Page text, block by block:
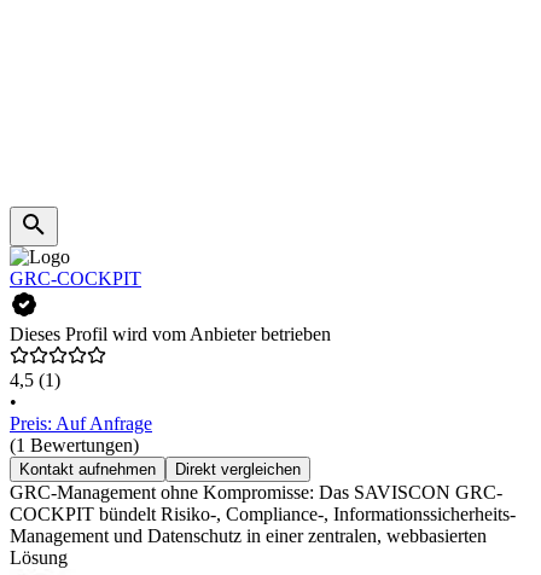
GRC-COCKPIT
Dieses Profil wird vom Anbieter betrieben
4,5 (1)
•
Preis: Auf Anfrage
(1 Bewertungen)
Kontakt aufnehmen Direkt vergleichen
GRC-Management ohne Kompromisse: Das SAVISCON GRC-
COCKPIT bündelt Risiko-, Compliance-, Informationssicherheits-
Management und Datenschutz in einer zentralen, webbasierten
Lösung